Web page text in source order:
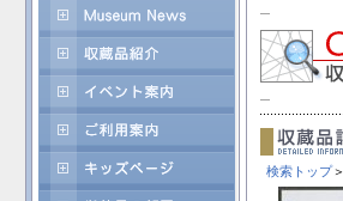
検索トップ＞